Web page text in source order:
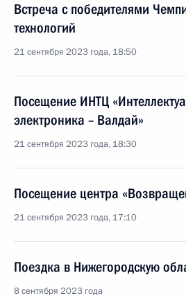
Встреча с победителями
технологий
21 сентября 2023 года, 18:50
Посещение ИНТЦ
электроника – Валдай»
21 сентября 2023 года, 18:30
Посещение центра
21 сентября 2023 года, 17:10
Поездка в Нижегородскую
8 сентября 2023 года